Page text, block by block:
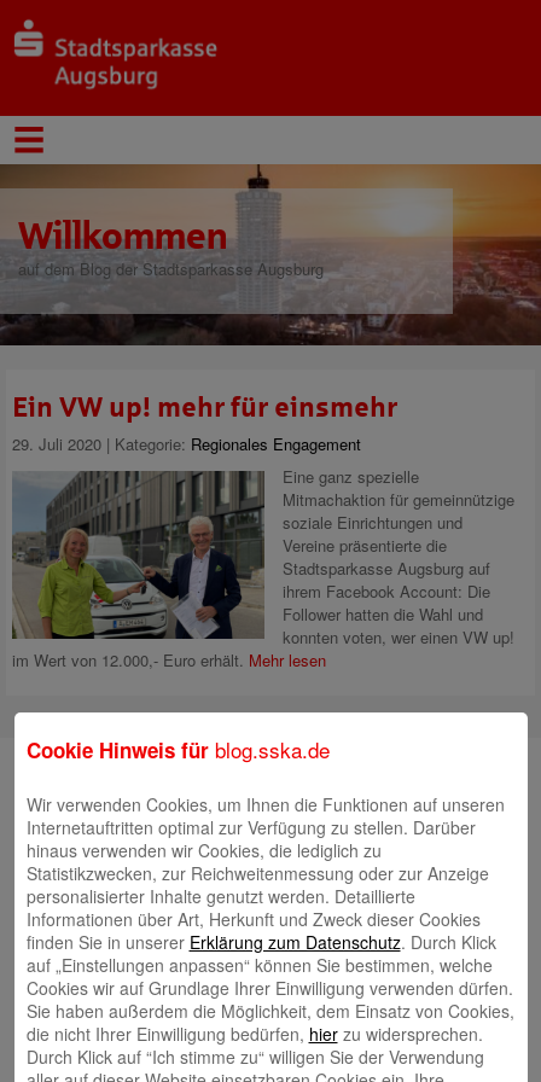
Willkommen
auf dem Blog der Stadtsparkasse Augsburg
Ein VW up! mehr für einsmehr
29. Juli 2020 | Kategorie: Regionales Engagement
Eine ganz spezielle
Mitmachaktion für gemeinnützige
soziale Einrichtungen und
Vereine präsentierte die
Stadtsparkasse Augsburg auf
ihrem Facebook Account: Die
Follower hatten die Wahl und
konnten voten, wer einen VW up!
im Wert von 12.000,- Euro erhält. Mehr lesen
Suche
Neueste Beiträge
Radlkonvoi des FFH feiert Einweihung des neuen
Campus Nord 5. August 2026
Willkommen bei Kinder im Mittelpunkt e.V. 24. Juli 2026
Tierische Erlebnisse, Bewegung und Begegnungen –
Zootag der Stadtsparkasse Augsburg begeistert rund
Cookie Hinweis für blog.sska.de
Wir verwenden Cookies, um Ihnen die Funktionen auf unseren
Internetauftritten optimal zur Verfügung zu stellen. Darüber
hinaus verwenden wir Cookies, die lediglich zu
Statistikzwecken, zur Reichweitenmessung oder zur Anzeige
personalisierter Inhalte genutzt werden. Detaillierte
Informationen über Art, Herkunft und Zweck dieser Cookies
finden Sie in unserer Erklärung zum Datenschutz. Durch Klick
auf „Einstellungen anpassen“ können Sie bestimmen, welche
Cookies wir auf Grundlage Ihrer Einwilligung verwenden dürfen.
Sie haben außerdem die Möglichkeit, dem Einsatz von Cookies,
die nicht Ihrer Einwilligung bedürfen, hierzu widersprechen.
Durch Klick auf “Ich stimme zu“ willigen Sie der Verwendung